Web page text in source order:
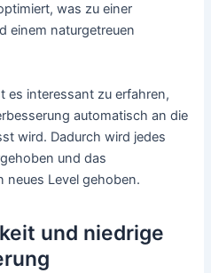
was zu einer
einem naturgetreuen
es interessant zu erfahren,
automatisch an die
wird. Dadurch wird jedes
und das
neues Level gehoben.
und niedrige